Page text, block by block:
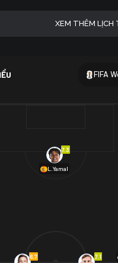
XEM THÊM LỊCH
FIFA
6.7 7.1
7.3
L.Yamal